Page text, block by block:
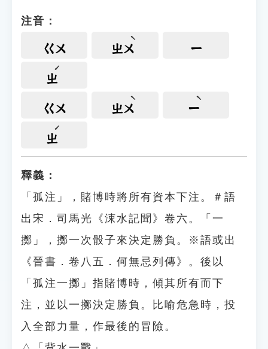
注音：
ㄍㄨ ㄓㄨ ㄧ
ㄓ
ㄍㄨ ㄓㄨ ㄧ
ㄓ
釋義：
「孤注」，賭博時將所有資本下注。＃語
出宋．司馬光《涑水記聞》卷六。「一
擲」，擲一次骰子來決定勝負。※語或出
《晉書．卷八五．何無忌列傳》。後以
「孤注一擲」指賭博時，傾其所有而下
注，並以一擲決定勝負。比喻危急時，投
入全部力量，作最後的冒險。